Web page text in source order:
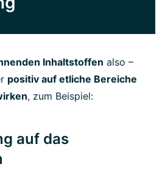
Inhaltstoffen also –
positiv auf etliche Bereiche
, zum Beispiel:
auf das